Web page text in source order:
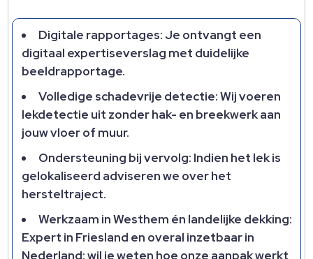
Digitale rapportages: Je ontvangt een
digitaal expertiseverslag met duidelijke
beeldrapportage.​
Volledige schadevrije detectie: Wij voeren
lekdetectie uit zonder hak- en breekwerk aan
jouw vloer of muur.​
Ondersteuning bij vervolg: Indien het lek is
gelokaliseerd adviseren we over het
hersteltraject.​
Werkzaam in Westhem én landelijke dekking:
Expert in Friesland en overal inzetbaar in
Nederland: wil je weten hoe onze aanpak werkt